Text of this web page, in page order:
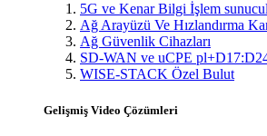
5G ve Kenar Bilgi İşlem
Ağ Arayüzü Ve Hızlandırma
Ağ Güvenlik Cihazları
SD-WAN ve uCPE
WISE-STACK Özel Bulut
Gelişmiş Video Çözümleri